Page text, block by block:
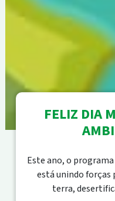
FELIZ DIA
Este ano, o
está unindo forças
terra,